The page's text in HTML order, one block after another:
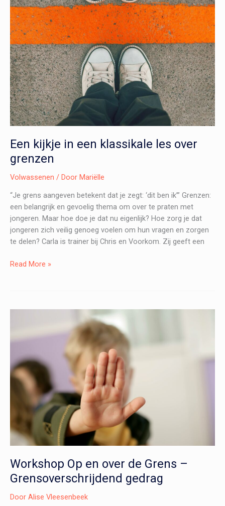
Een kijkje in een klassikale les over
grenzen
Volwassenen / Door Mariëlle
“Je grens aangeven betekent dat je zegt: ‘dit ben ik’” Grenzen:
een belangrijk en gevoelig thema om over te praten met
jongeren. Maar hoe doe je dat nu eigenlijk? Hoe zorg je dat
jongeren zich veilig genoeg voelen om hun vragen en zorgen
te delen? Carla is trainer bij Chris en Voorkom. Zij geeft een
Een
klassikale
Read More »
Workshop Op en over de Grens –
Grensoverschrijdend gedrag
Door Alise Vleesenbeek